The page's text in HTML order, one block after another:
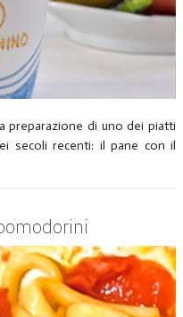
preparazione di uno dei piatti
secoli recenti: il pane con il